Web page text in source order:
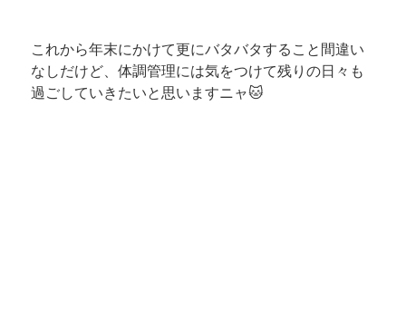
これから年末にかけて更にバタバタすること間違い
なしだけど、体調管理には気をつけて残りの日々も
過ごしていきたいと思いますニャ🐱